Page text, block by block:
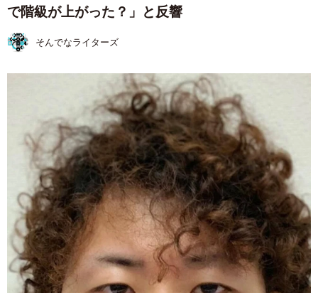
で階級が上がった？」と反響
そんでなライターズ